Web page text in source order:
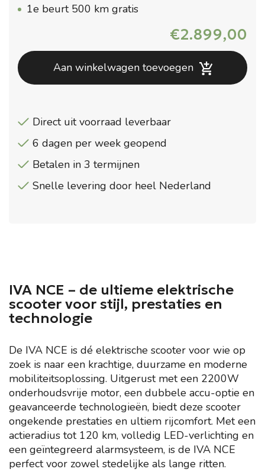
1e beurt 500 km gratis
€2.899,00
Aan winkelwagen toevoegen
Direct uit voorraad leverbaar
6 dagen per week geopend
Betalen in 3 termijnen
Snelle levering door heel Nederland
IVA NCE – de ultieme elektrische
scooter voor stijl, prestaties en
technologie
De IVA NCE is dé elektrische scooter voor wie op
zoek is naar een krachtige, duurzame en moderne
mobiliteitsoplossing. Uitgerust met een 2200W
onderhoudsvrije motor, een dubbele accu-optie en
geavanceerde technologieën, biedt deze scooter
ongekende prestaties en ultiem rijcomfort. Met een
actieradius tot 120 km, volledig LED-verlichting en
een geïntegreerd alarmsysteem, is de IVA NCE
perfect voor zowel stedelijke als lange ritten.